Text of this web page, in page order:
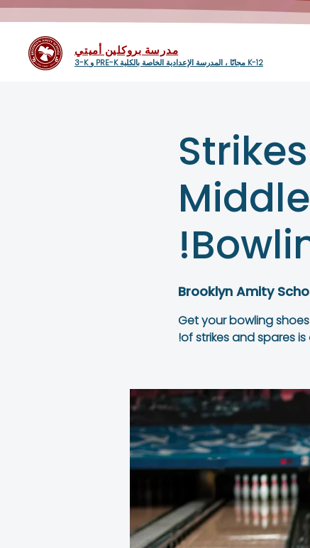
مدرسة بروكلين أميتي
3-K و PRE-K مجانًا ، المدرسة الإعدادية الخاصة بالكلية K-12
Brooklyn Amity
Get your bowling
of strikes and spares